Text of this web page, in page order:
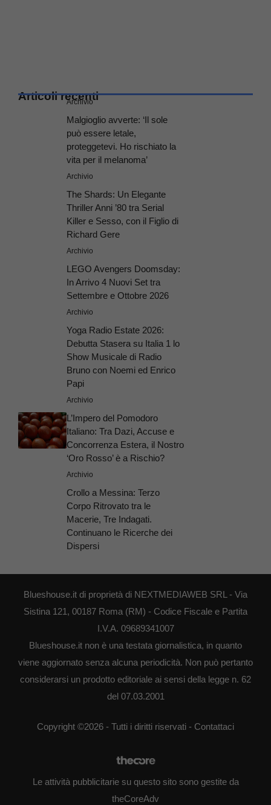
Articoli recenti
Archivio
Malgioglio avverte: ‘Il sole
può essere letale,
proteggetevi. Ho rischiato la
vita per il melanoma’
Archivio
The Shards: Un Elegante
Thriller Anni ’80 tra Serial
Killer e Sesso, con il Figlio di
Richard Gere
Archivio
LEGO Avengers Doomsday:
In Arrivo 4 Nuovi Set tra
Settembre e Ottobre 2026
Archivio
Yoga Radio Estate 2026:
Debutta Stasera su Italia 1 lo
Show Musicale di Radio
Bruno con Noemi ed Enrico
Papi
Archivio
L’Impero del Pomodoro
Italiano: Tra Dazi, Accuse e
Concorrenza Estera, il Nostro
‘Oro Rosso’ è a Rischio?
Archivio
Crollo a Messina: Terzo
Corpo Ritrovato tra le
Macerie, Tre Indagati.
Continuano le Ricerche dei
Dispersi
Blueshouse.it di proprietà di NEXTMEDIAWEB SRL - Via
Sistina 121, 00187 Roma (RM) - Codice Fiscale e Partita
I.V.A. 09689341007
Blueshouse.it non è una testata giornalistica, in quanto
viene aggiornato senza alcuna periodicità. Non può pertanto
considerarsi un prodotto editoriale ai sensi della legge n. 62
del 07.03.2001
Copyright ©2026 - Tutti i diritti riservati - Contattaci
Le attività pubblicitarie su questo sito sono gestite da
theCoreAdv